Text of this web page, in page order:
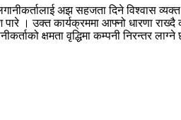
अझ सहजता दिने विश्वास
। उक्त कार्यक्रममा आफ्नो धारणा राख्दै
क्षमता वृद्धिमा कम्पनी निरन्तर लाग्ने